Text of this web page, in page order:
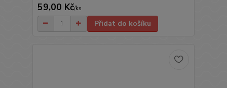
59,00 Kč/ks
Přidat do košíku